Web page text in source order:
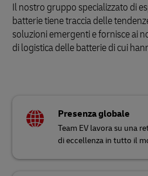
Il nostro gruppo specializzato di
batterie tiene traccia delle
soluzioni emergenti e fornisce ai
di logistica delle batterie di cui
Presenza globale
Team EV lavora su una
di eccellenza in tutto il